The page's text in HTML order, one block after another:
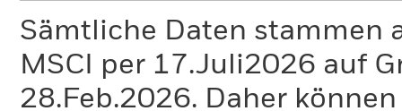
Sämtliche Daten stammen
MSCI per 17.Juli2026 auf
28.Feb.2026. Daher